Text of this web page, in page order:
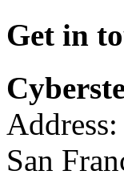
Get in
San